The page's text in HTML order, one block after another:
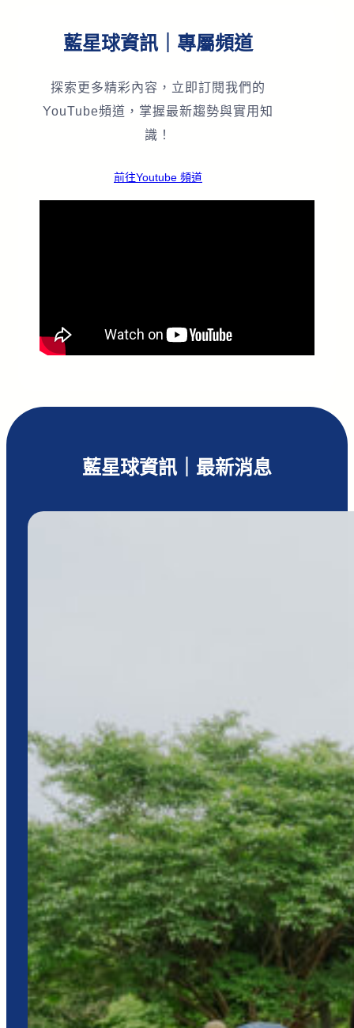
藍星球資訊｜專屬頻道
探索更多精彩內容，立即訂閱我們的
YouTube頻道，掌握最新趨勢與實用知
識！
前往Youtube 頻道
藍星球資訊｜最新消息